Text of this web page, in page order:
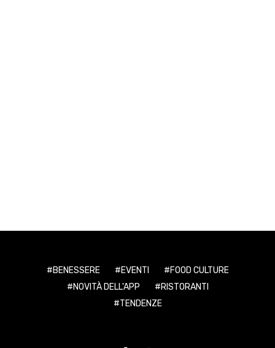
BENESSERE EVENTI
FOOD CULTURE
NOVITÀ DELL'APP
RISTORANTI
TENDENZE